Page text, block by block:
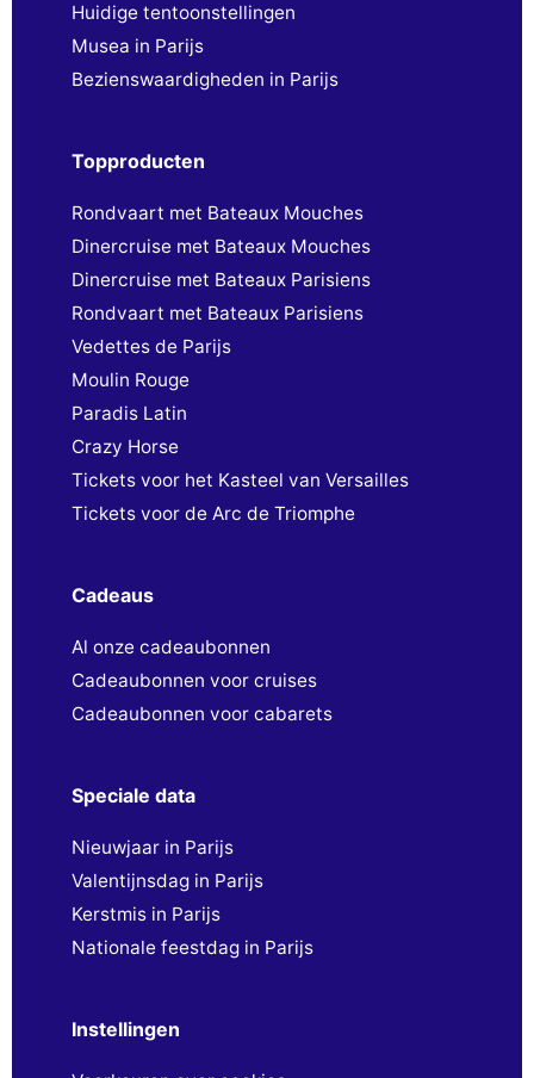
Huidige tentoonstellingen
Musea in Parijs
Bezienswaardigheden in Parijs
Topproducten
Rondvaart met Bateaux Mouches
Dinercruise met Bateaux Mouches
Dinercruise met Bateaux Parisiens
Rondvaart met Bateaux Parisiens
Vedettes de Parijs
Moulin Rouge
Paradis Latin
Crazy Horse
Tickets voor het Kasteel van Versailles
Tickets voor de Arc de Triomphe
Cadeaus
Al onze cadeaubonnen
Cadeaubonnen voor cruises
Cadeaubonnen voor cabarets
Speciale data
Nieuwjaar in Parijs
Valentijnsdag in Parijs
Kerstmis in Parijs
Nationale feestdag in Parijs
Instellingen